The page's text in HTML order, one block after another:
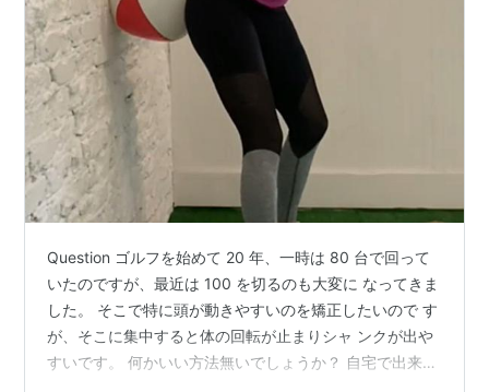
Question ゴルフを始めて 20 年、一時は 80 台で回って
いたのですが、最近は 100 を切るのも大変に なってきま
した。 そこで特に頭が動きやすいのを矯正したいので す
が、そこに集中すると体の回転が止まりシャ ンクが出や
すいです。 何かいい方法無いでしょうか？ 自宅で出来る